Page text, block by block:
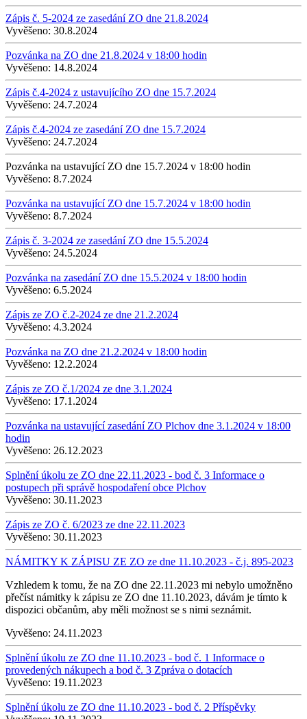
Zápis č. 5-2024 ze zasedání ZO dne 21.8.2024
Vyvěšeno: 30.8.2024
Pozvánka na ZO dne 21.8.2024 v 18:00 hodin
Vyvěšeno: 14.8.2024
Zápis č.4-2024 z ustavujícího ZO dne 15.7.2024
Vyvěšeno: 24.7.2024
Zápis č.4-2024 ze zasedání ZO dne 15.7.2024
Vyvěšeno: 24.7.2024
Pozvánka na ustavující ZO dne 15.7.2024 v 18:00 hodin
Vyvěšeno: 8.7.2024
Pozvánka na ustavující ZO dne 15.7.2024 v 18:00 hodin
Vyvěšeno: 8.7.2024
Zápis č. 3-2024 ze zasedání ZO dne 15.5.2024
Vyvěšeno: 24.5.2024
Pozvánka na zasedání ZO dne 15.5.2024 v 18:00 hodin
Vyvěšeno: 6.5.2024
Zápis ze ZO č.2-2024 ze dne 21.2.2024
Vyvěšeno: 4.3.2024
Pozvánka na ZO dne 21.2.2024 v 18:00 hodin
Vyvěšeno: 12.2.2024
Zápis ze ZO č.1/2024 ze dne 3.1.2024
Vyvěšeno: 17.1.2024
Pozvánka na ustavující zasedání ZO Plchov dne 3.1.2024 v 18:00
hodin
Vyvěšeno: 26.12.2023
Splnění úkolu ze ZO dne 22.11.2023 - bod č. 3 Informace o
postupech při správě hospodaření obce Plchov
Vyvěšeno: 30.11.2023
Zápis ze ZO č. 6/2023 ze dne 22.11.2023
Vyvěšeno: 30.11.2023
NÁMITKY K ZÁPISU ZE ZO ze dne 11.10.2023 - č.j. 895-2023
Vzhledem k tomu, že na ZO dne 22.11.2023 mi nebylo umožněno
přečíst námitky k zápisu ze ZO dne 11.10.2023, dávám je tímto k
dispozici občanům, aby měli možnost se s nimi seznámit.
Vyvěšeno: 24.11.2023
Splnění úkolu ze ZO dne 11.10.2023 - bod č. 1 Informace o
provedených nákupech a bod č. 3 Zpráva o dotacích
Vyvěšeno: 19.11.2023
Splnění úkolu ze ZO dne 11.10.2023 - bod č. 2 Příspěvky